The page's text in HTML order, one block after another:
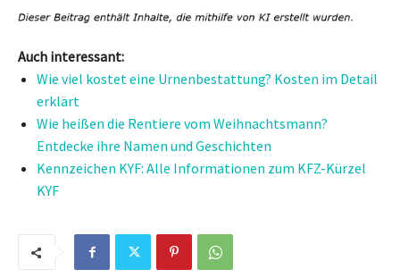
Auch interessant:
Wie viel kostet eine Urnenbestattung? Kosten im Detail
erklärt
Wie heißen die Rentiere vom Weihnachtsmann?
Entdecke ihre Namen und Geschichten
Kennzeichen KYF: Alle Informationen zum KFZ-Kürzel
KYF